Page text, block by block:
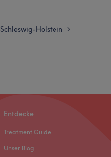
Schleswig-Holstein >
Entdecke
Treatment Guide
Unser Blog